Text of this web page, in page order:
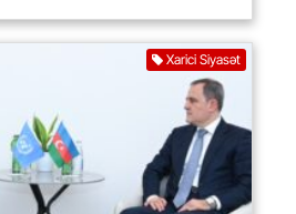
Xarici Siyasət